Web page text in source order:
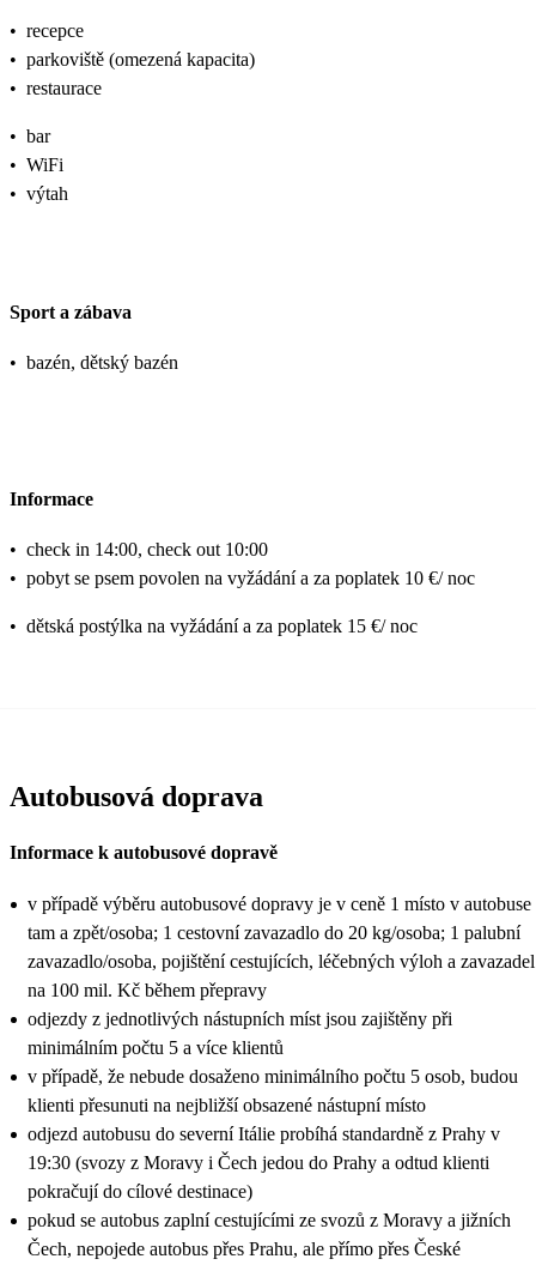
• recepce
• parkoviště (omezená kapacita)
• restaurace
• bar
• WiFi
• výtah
Sport a zábava
• bazén, dětský bazén
Informace
• check in 14:00, check out 10:00
• pobyt se psem povolen na vyžádání a za poplatek 10 €/ noc
• dětská postýlka na vyžádání a za poplatek 15 €/ noc
Autobusová doprava
Informace k autobusové dopravě
v případě výběru autobusové dopravy je v ceně 1 místo v autobuse
tam a zpět/osoba; 1 cestovní zavazadlo do 20 kg/osoba; 1 palubní
zavazadlo/osoba, pojištění cestujících, léčebných výloh a zavazadel
na 100 mil. Kč během přepravy
odjezdy z jednotlivých nástupních míst jsou zajištěny při
minimálním počtu 5 a více klientů
v případě, že nebude dosaženo minimálního počtu 5 osob, budou
klienti přesunuti na nejbližší obsazené nástupní místo
odjezd autobusu do severní Itálie probíhá standardně z Prahy v
19:30 (svozy z Moravy i Čech jedou do Prahy a odtud klienti
pokračují do cílové destinace)
pokud se autobus zaplní cestujícími ze svozů z Moravy a jižních
Čech, nepojede autobus přes Prahu, ale přímo přes České